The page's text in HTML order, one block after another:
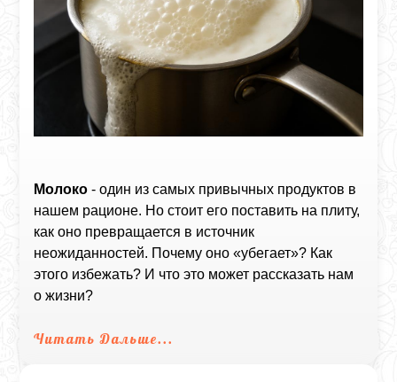
Молоко - один из самых привычных продуктов в
нашем рационе. Но стоит его поставить на плиту,
как оно превращается в источник
неожиданностей. Почему оно «убегает»? Как
этого избежать? И что это может рассказать нам
о жизни?
Читать Дальше...